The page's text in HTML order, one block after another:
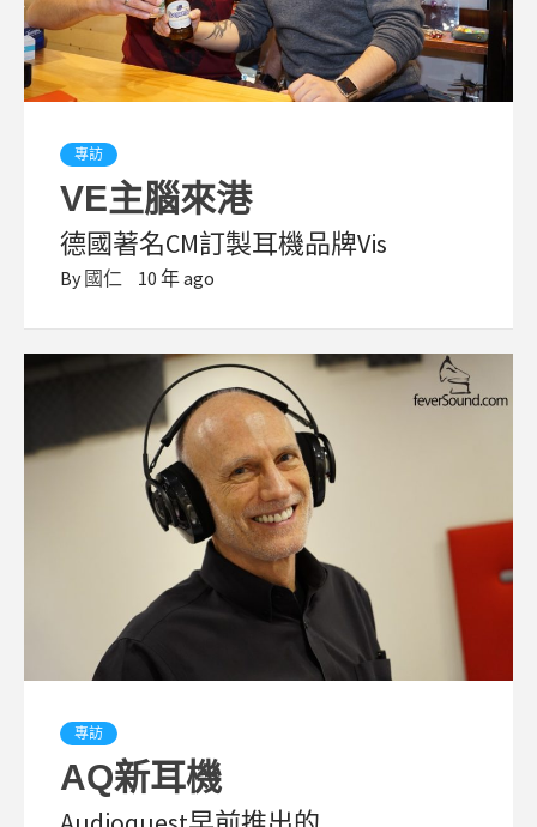
專訪
VE主腦來港
德國著名CM訂製耳機品牌Vis
By 國仁 10 年 ago
專訪
AQ新耳機